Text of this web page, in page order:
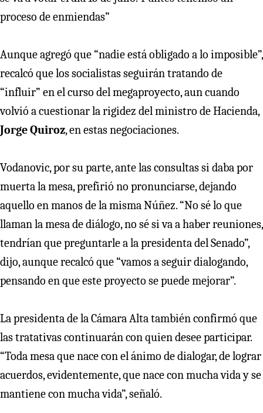
proceso de enmiendas”
Aunque agregó que “nadie está obligado a lo imposible”,
recalcó que los socialistas seguirán tratando de
“influir” en el curso del megaproyecto, aun cuando
volvió a cuestionar la rigidez del ministro de Hacienda,
Jorge Quiroz, en estas negociaciones.
Vodanovic, por su parte, ante las consultas si daba por
muerta la mesa, prefirió no pronunciarse, dejando
aquello en manos de la misma Núñez. “No sé lo que
llaman la mesa de diálogo, no sé si va a haber reuniones,
tendrían que preguntarle a la presidenta del Senado”,
dijo, aunque recalcó que “vamos a seguir dialogando,
pensando en que este proyecto se puede mejorar”.
La presidenta de la Cámara Alta también confirmó que
las tratativas continuarán con quien desee participar.
“Toda mesa que nace con el ánimo de dialogar, de lograr
acuerdos, evidentemente, que nace con mucha vida y se
mantiene con mucha vida”, señaló.